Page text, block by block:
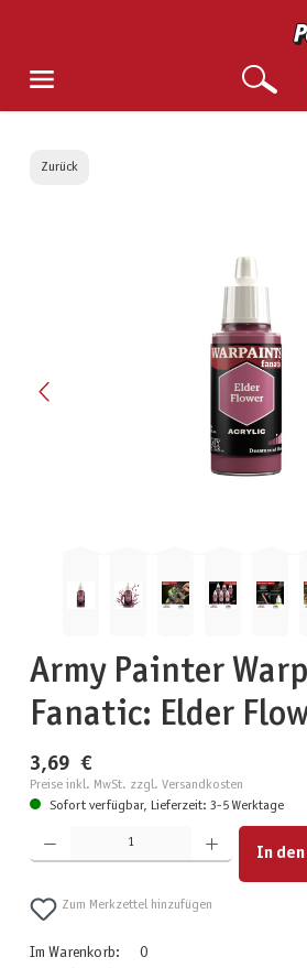
Zurück
Army Painter
Fanatic: Elder
3,69 €
Preise inkl. MwSt. zzgl. Versandkosten
Sofort verfügbar, Lieferzeit: 3-5 Werktage
Produkt Anzahl: Gib den gewünschten Wert ein oder
In
Zum Merkzettel hinzufügen
Im Warenkorb:
0